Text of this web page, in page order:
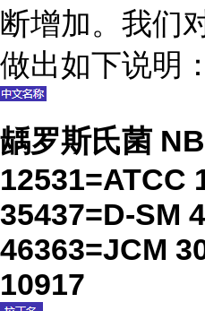
断增加。我们
做出如下说明：
龋罗斯氏菌
12531=ATCC
35437=D-SM
46363=JCM
10917